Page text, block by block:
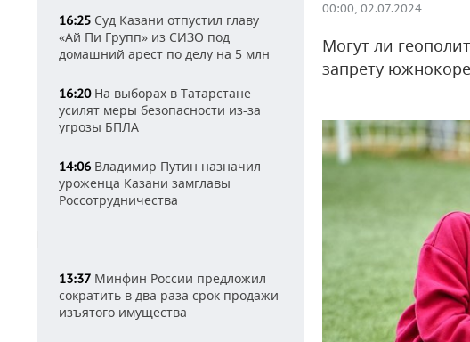
16:25 Суд Казани отпустил главу
«Ай Пи Групп» из СИЗО под
домашний арест по делу на 5 млн
16:20На выборах в Татарстане
усилят меры безопасности из-за
угрозы БПЛА
14:06 Владимир Путин назначил
уроженца Казани замглавы
Россотрудничества
13:37 Минфин России предложил
сократить в два раза срок продажи
изъятого имущества
00:00, 02.07.2024
Могут ли
запрету